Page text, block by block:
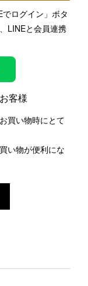
ログイン」ボタ
LINEと会員連携
客様
買い物時にとて
い物が便利にな